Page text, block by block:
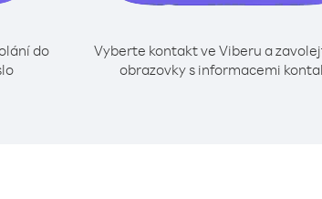
do
Vyberte kontakt ve Viberu a
obrazovky s informacemi